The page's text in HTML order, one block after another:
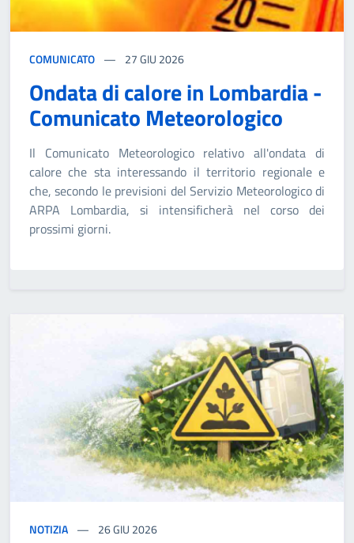
COMUNICATO 27GIU 2026
Ondata di calore in Lombardia -
Comunicato Meteorologico
Il Comunicato Meteorologico relativo all'ondata di
calore che sta interessando il territorio regionale e
che, secondo le previsioni del Servizio Meteorologico di
ARPA Lombardia, si intensificherà nel corso dei
prossimi giorni.
NOTIZIA 26GIU 2026